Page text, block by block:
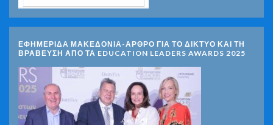
ΕΦΗΜΕΡΙΔΑ ΜΑΚΕΔΟΝΙΑ-ΑΡΘΡΟ ΓΙΑ ΤΟ ΔΙΚΤΥΟ ΚΑΙ ΤΗ
ΒΡΑΒΕΥΣΗ ΑΠΟ ΤΑ EDUCATION LEADERS AWARDS 2025